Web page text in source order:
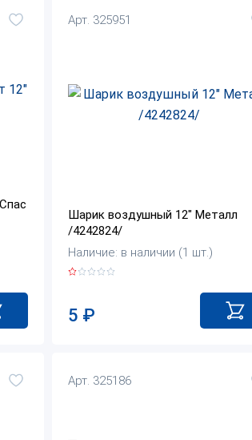
Арт. 325951
Шарик воздушный 12" Металл
/4242824/
Наличие: в наличии (1 шт.)
5 ₽
Арт. 325186